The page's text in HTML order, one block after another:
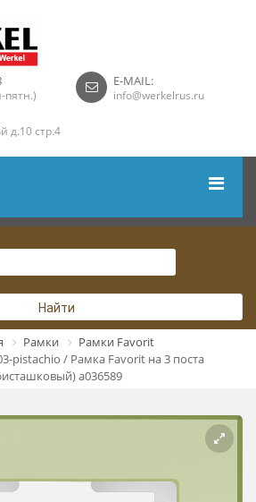
пятн.)
E-MAIL:
info@werkelrus.ru
д.10 стр.4
Найти
Рамки
Рамки Favorit
pistachio / Рамка Favorit на 3 поста
a036589